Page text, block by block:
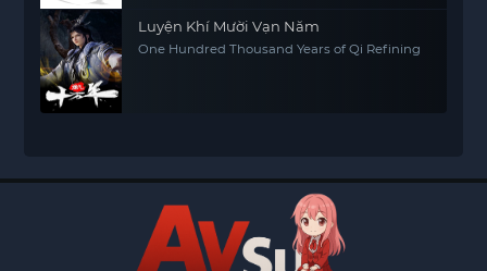
Luyện Khí Mười Vạn Năm
One Hundred Thousand Years of Qi Refining